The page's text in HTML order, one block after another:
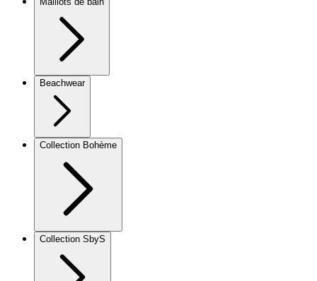
Beachwear
Collection Bohème
Collection SbyS